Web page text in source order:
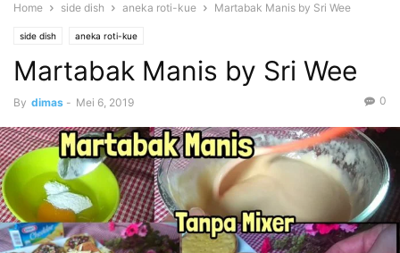
Home side dish aneka roti-kue Martabak Manis by Sri Wee
side dish aneka roti-kue
Martabak Manis by Sri Wee
By dimas - Mei 6, 2019 0